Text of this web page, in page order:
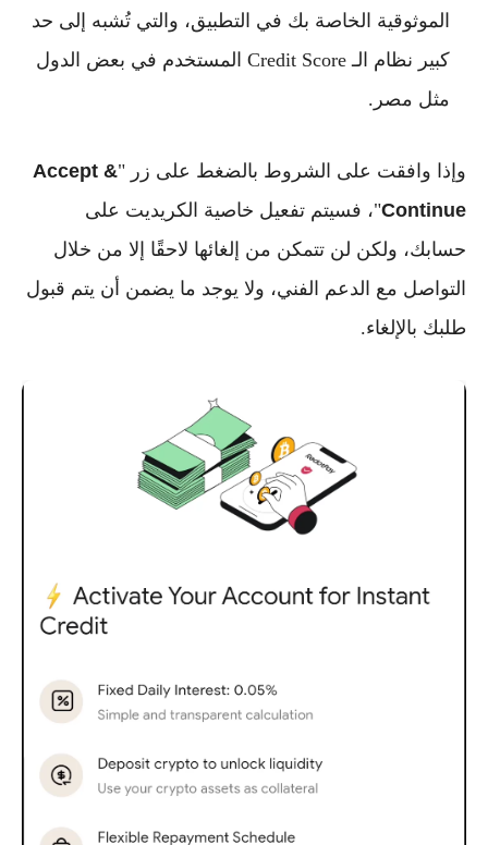
الموثوقية الخاصة بك في التطبيق، والتي تُشبه إلى حد
كبير نظام الـ Credit Score
المستخدم في بعض الدول
مثل مصر.
وإذا وافقت على الشروط بالضغط على زر "Accept &
Continue"، فسيتم تفعيل خاصية الكريديت على
حسابك، ولكن لن تتمكن من إلغائها لاحقًا إلا من خلال
التواصل مع الدعم الفني، ولا يوجد ما يضمن أن يتم قبول
طلبك بالإلغاء.